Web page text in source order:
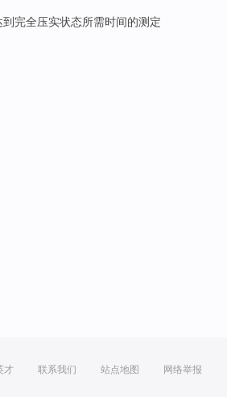
完全压实状态所需时间的测定
才 联系我们 站点地图 网络举报